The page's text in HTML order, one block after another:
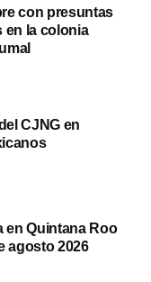
con presuntas
en la colonia
CJNG en
en Quintana Roo
agosto 2026